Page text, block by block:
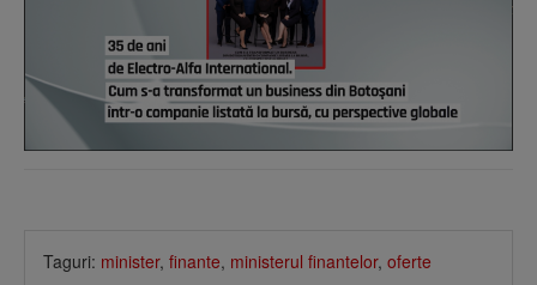
Taguri: minister, finante, ministerul finantelor, oferte